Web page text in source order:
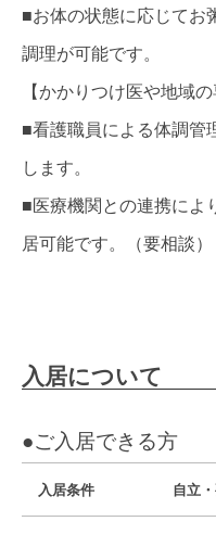
■お体の状態に応じてお
調理が可能です。
【かかりつけ医や地域
■看護職員による体調管
します。
■医療機関との連携によ
居可能です。（要相談）
入居について
●ご入居できる方
入居条件 自立